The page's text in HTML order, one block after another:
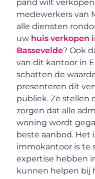
pand wilt
medewerkers van
alle diensten
uw huis verkopen
Bassevelde? Ook
van dit kantoor in
schatten de
presenteren dit
publiek. Ze stellen
zorgen dat alle
woning wordt
beste aanbod. Het
immokantoor is te
expertise hebben
kunnen helpen bij